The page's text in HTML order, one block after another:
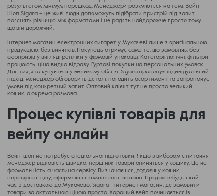
результатом мінімум перешкод. Менеджери розуміються на темі. Вейп
Шоп Sigara – це живі люди допоможуть підібрати пристрій під запит,
пояснять різницю між форматами і не радять найдорожче просто тому,
що він дорожчий.
Інтернет магазин електронних сигарет у Мукачеві лише з оригінальною
продукцією, без винятків. Покупець отримує саме те, що замовляв, без
сюрпризів у вигляді репліки у фірмовій упаковці. Категорії логічні, фільтри
працюють, ціна видно відразу. Гуртові покупки на персональних умовах.
Для тих, хто купується у великому обсязі, Sigara пропонує індивідуальний
підхід: менеджер обговорить деталі, погодить асортимент та запропонує
умови під конкретний запит. Оптовий клієнт тут не просто великий
кошик, а окрема розмова.
Процес купівлі товарів для
вейпу онлайн
Вейп-шоп не потребує спеціальної підготовки. Якщо з вибором є питання
менеджер відповість швидко, перш ніж товари опиняться у кошику. Це не
формальність, а частина сервісу. Визначаєшся, додаєш у кошик,
перевіряєш ціну, оформлюєш замовлення онлайн. Продаж в будь-який
час, з доставкою до Мукачево. Sigara - інтернет магазин, де замовити
товари за актуальною ціною просто. Хороший вейп починається із